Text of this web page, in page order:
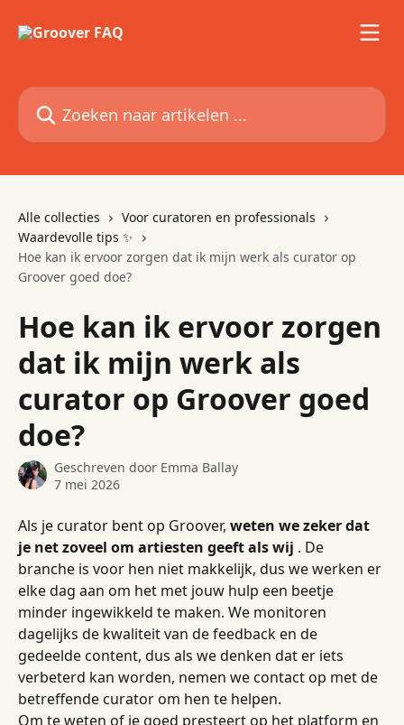
Zoeken naar artikelen ...
Alle collecties
Voor curatoren en professionals
Waardevolle tips ✨
Hoe kan ik ervoor zorgen dat ik mijn werk als curator op
Groover goed doe?
Hoe kan ik ervoor zorgen
dat ik mijn werk als
curator op Groover goed
doe?
Geschreven door Emma Ballay
7 mei 2026
Als je curator bent op Groover, weten we zeker dat
je net zoveel om artiesten geeft als wij . De
branche is voor hen niet makkelijk, dus we werken er
elke dag aan om het met jouw hulp een beetje
minder ingewikkeld te maken. We monitoren
dagelijks de kwaliteit van de feedback en de
gedeelde content, dus als we denken dat er iets
verbeterd kan worden, nemen we contact op met de
betreffende curator om hen te helpen.
Om te weten of je goed presteert op het platform en